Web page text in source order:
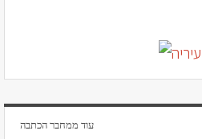
עוד ממחבר הכתבה